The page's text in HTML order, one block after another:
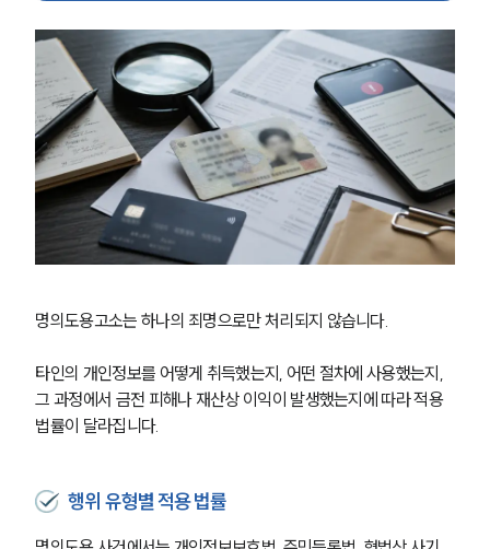
명의도용고소는 하나의 죄명으로만 처리되지 않습니다.
타인의 개인정보를 어떻게 취득했는지, 어떤 절차에 사용했는지,
그 과정에서 금전 피해나 재산상 이익이 발생했는지에 따라 적용
법률이 달라집니다.
행위 유형별 적용 법률